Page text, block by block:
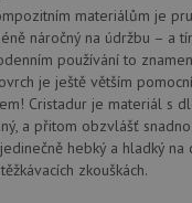
materiálům je
náročný na údržbu – a
používání to
je ještě větším
Cristadur je materiál s
a přitom obzvlášť
hebký a hladký na
zkouškách.